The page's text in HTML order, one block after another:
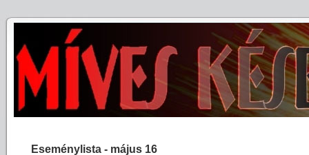
Eseménylista - május 16